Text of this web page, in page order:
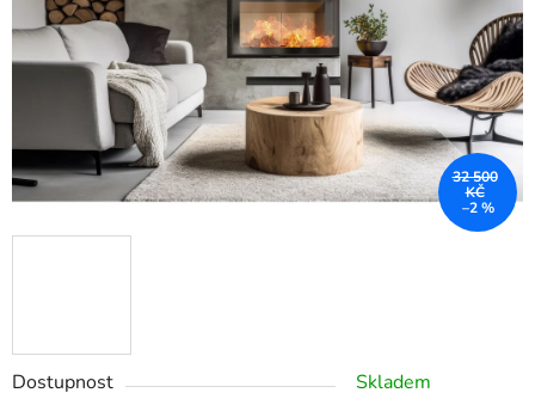
Dostupnost
Skladem
32 500
KČ
–2 %